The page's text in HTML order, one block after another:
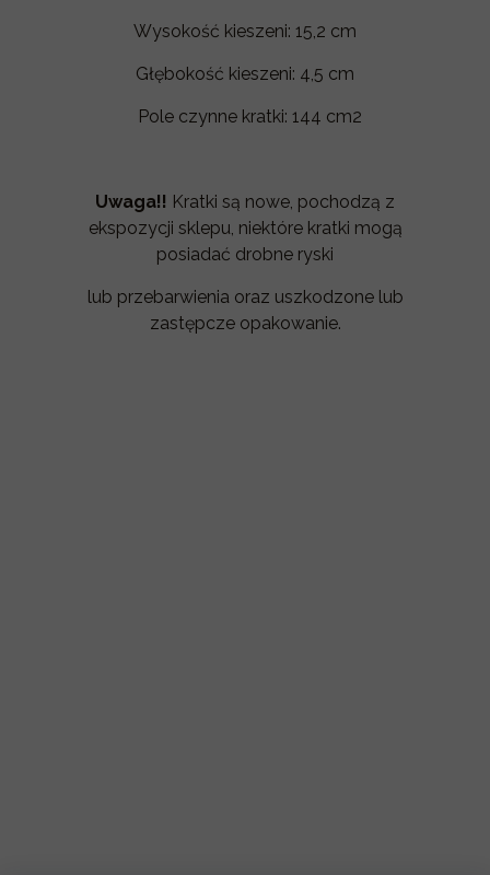
Wysokość kieszeni: 15,2 cm
Głębokość kieszeni: 4,5 cm
Pole czynne kratki: 144 cm2
Uwaga!! Kratki są nowe, pochodzą z
ekspozycji sklepu, niektóre kratki mogą
posiadać drobne ryski
lub przebarwienia oraz uszkodzone lub
zastępcze opakowanie.